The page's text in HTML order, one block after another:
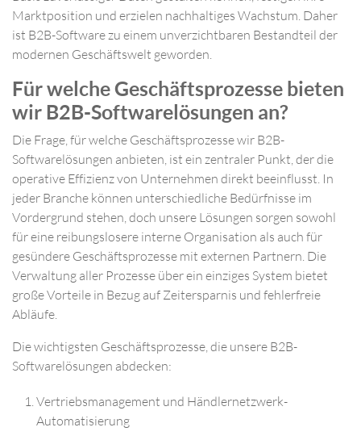
Marktposition und erzielen nachhaltiges Wachstum. Daher
ist B2B-Software zu einem unverzichtbaren Bestandteil der
modernen Geschäftswelt geworden.
Für welche Geschäftsprozesse bieten
wir B2B-Softwarelösungen an?
Die Frage, für welche Geschäftsprozesse wir B2B-
Softwarelösungen anbieten, ist ein zentraler Punkt, der die
operative Effizienz von Unternehmen direkt beeinflusst. In
jeder Branche können unterschiedliche Bedürfnisse im
Vordergrund stehen, doch unsere Lösungen sorgen sowohl
für eine reibungslosere interne Organisation als auch für
gesündere Geschäftsprozesse mit externen Partnern. Die
Verwaltung aller Prozesse über ein einziges System bietet
große Vorteile in Bezug auf Zeitersparnis und fehlerfreie
Abläufe.
Die wichtigsten Geschäftsprozesse, die unsere B2B-
Softwarelösungen abdecken:
Vertriebsmanagement und Händlernetzwerk-
Automatisierung